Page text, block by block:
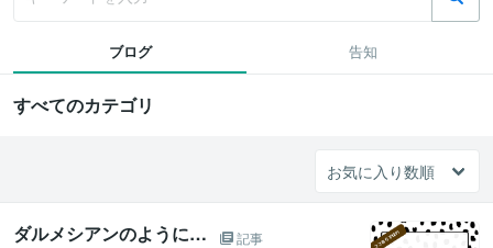
ブログ 告知
すべてのカテゴリ
ダルメシアンのように…
記事